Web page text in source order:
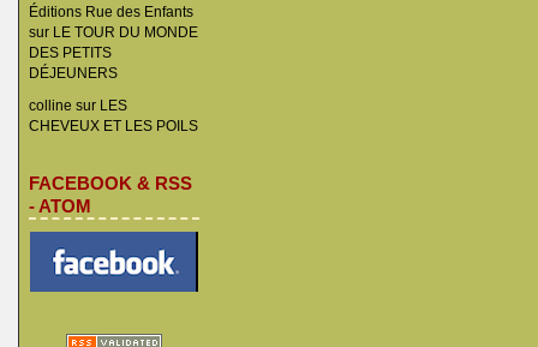
Éditions Rue des Enfants
sur LE TOUR DU MONDE
DES PETITS
DÉJEUNERS
colline sur LES
CHEVEUX ET LES POILS
FACEBOOK & RSS
- ATOM